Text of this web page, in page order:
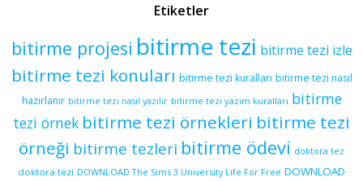
Etiketler
bitirme projesi bitirme tezi bitirme tezi izle
bitirme tezi konuları bitirme tezi kuralları bitirme tezi nasıl
hazırlanır bitirme tezi nasıl yazılır bitirme tezi yazım kuralları bitirme
tezi örnek bitirme tezi örnekleri bitirme tezi
örneği bitirme tezleri bitirme ödevi doktora tez
doktora tezi DOWNLOAD The Sims 3 University Life For Free DOWNLOAD